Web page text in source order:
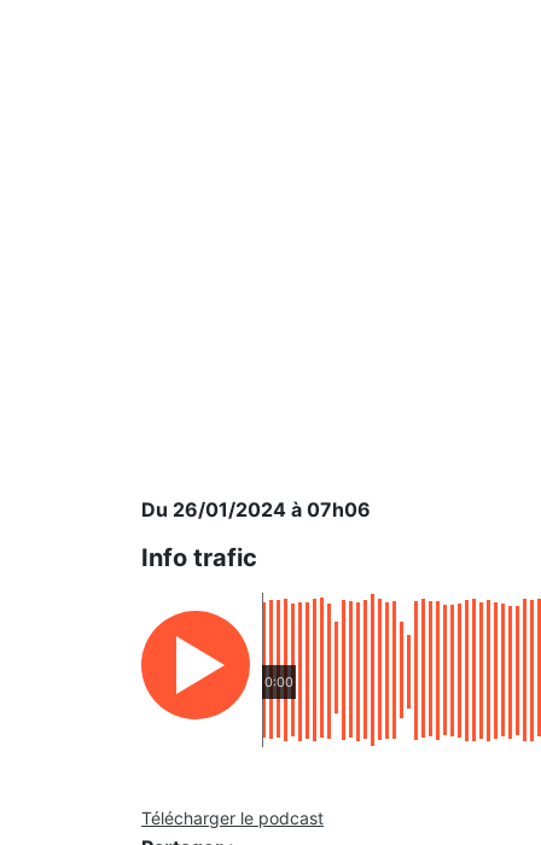
Du 26/01/2024 à 07h06
Info trafic
0:00
Télécharger le podcast